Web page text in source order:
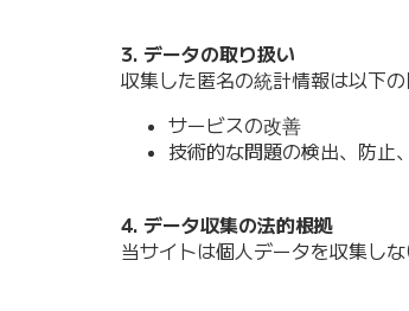
3. データの取り扱い
収集した匿名の統計情報は以下
サービスの改善
技術的な問題の検出、防止
4. データ収集の法的根拠
当サイトは個人データを収集し